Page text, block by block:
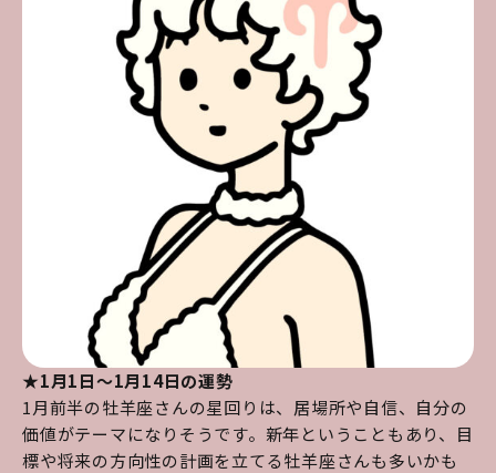
★1月1日～1月14日の運勢
1月前半の牡羊座さんの星回りは、居場所や自信、自分の
価値がテーマになりそうです。新年ということもあり、目
標や将来の方向性の計画を立てる牡羊座さんも多いかも